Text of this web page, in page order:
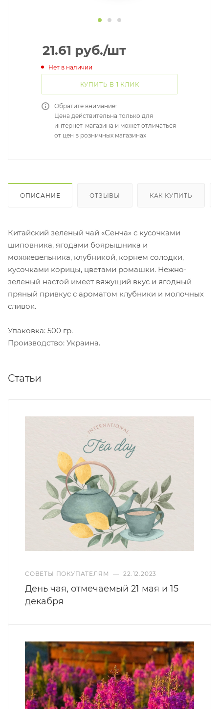
21.61 руб./шт
Нет в наличии
КУПИТЬ В 1 КЛИК
Обратите внимание:
Цена действительна только для
интернет-магазина и может отличаться
от цен в розничных магазинах
ОПИСАНИЕ ОТЗЫВЫ КАК КУПИТЬ
Китайский зеленый чай «Сенча» с кусочками
шиповника, ягодами боярышника и
можжевельника, клубникой, корнем солодки,
кусочками корицы, цветами ромашки. Нежно-
зеленый настой имеет вяжущий вкус и ягодный
пряный привкус с ароматом клубники и молочных
сливок.
Упаковка: 500 гр.
Производство: Украина.
Статьи
СОВЕТЫ ПОКУПАТЕЛЯМ — 22.12.2023
День чая, отмечаемый 21 мая и 15
декабря